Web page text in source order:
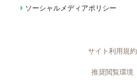
ソーシャルメディアポリシー
サイト利用規約
推奨閲覧環境